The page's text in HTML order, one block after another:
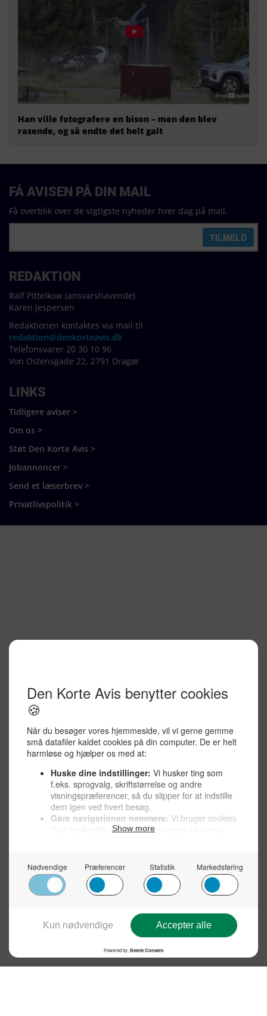
Han ville fotografere en bison – men den blev
rasende, og så endte det helt galt
REDAKTION
Ralf Pittelkow (ansvarshavende)
Karen Jespersen
Redaktionen kontaktes via mail til
redaktion@denkorteavis.dk
Telefonsvarer 20 30 10 96
Von Ostensgade 22, 2791 Dragør
LINKS
Tidligere aviser >
Om os >
Støt Den Korte Avis >
Jobannoncer >
Send et læserbrev >
Privatlivspolitik >
FÅ AVISEN PÅ DIN MAIL
Få overblik over de vigtigste nyheder hver dag på mail.